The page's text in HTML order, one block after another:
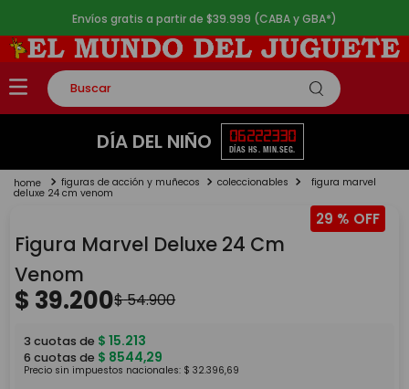
Envíos gratis a partir de $39.999 (CABA y GBA*)
Buscar
TÉRMINOS MÁS BUSCADOS
2.
lego
4 .
monopatin
5
toy story
DÍA DEL NIÑO 06
DÍAS
22
HS.
23
MIN.
30
SEG.
figuras de acción y muñecos coleccionables figura marvel
deluxe 24 cm venom
29 %
Figura Marvel Deluxe 24 Cm
Venom
$ 39.200$54.900
3 cuotas de $ 15.213
6 cuotas de $ 8544,29
Precio sin impuestos nacionales: $ 32.396,69